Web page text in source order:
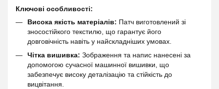
Ключові особливості:
Висока якість матеріалів: Патч виготовлений зі
зносостійкого текстилю, що гарантує його
довговічність навіть у найскладніших умовах.
Чітка вишивка: Зображення та напис нанесені за
допомогою сучасної машинної вишивки, що
забезпечує високу деталізацію та стійкість до
вицвітання.